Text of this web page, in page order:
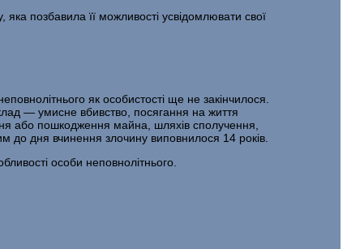
позбавила її мож­ливості усвідомлювати свої
як особистості ще не закінчилося.
— умис­не вбивство, посягання на життя
або пошкодження майна, шляхів сполучення,
до дня вчинення злочину випов­нилося 14 років.
особи неповнолітнього.